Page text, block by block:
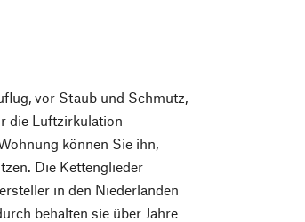
vor Staub und Schmutz,
die Luftzirkulation
können Sie ihn,
Die Kettenglieder
in den Niederlanden
behalten sie über Jahre